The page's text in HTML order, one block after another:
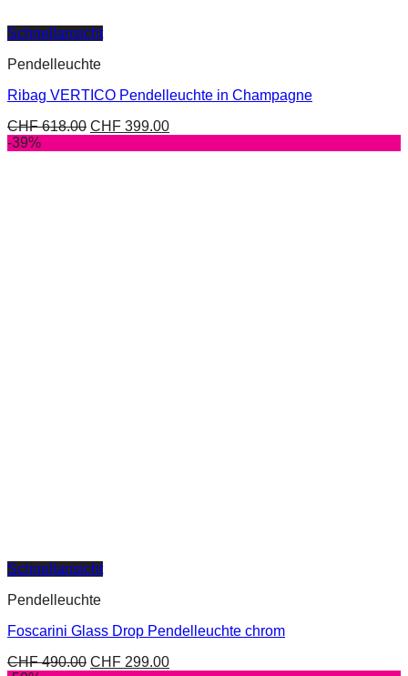
Schnellansicht
Pendelleuchte
Ribag VERTICO Pendelleuchte in Champagne
CHF618.00 CHF 399.00
-39%
Schnellansicht
Pendelleuchte
Foscarini Glass Drop Pendelleuchte chrom
CHF490.00 CHF 299.00